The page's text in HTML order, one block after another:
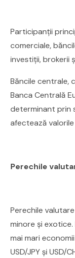
Participanții
comerciale,
investiții, brokerii
Băncile centrale,
Banca Centrală
determinant prin
afectează
Perechile
Perechile
minore și
mai mari economii
USD/JPY și USD/